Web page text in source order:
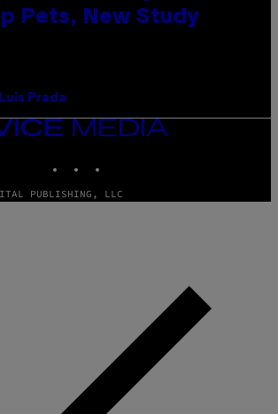
Pets, New Study
Luis Prada
PUBLISHING, LLC